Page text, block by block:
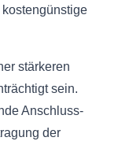
stärkeren
sein.
Anschluss-
der